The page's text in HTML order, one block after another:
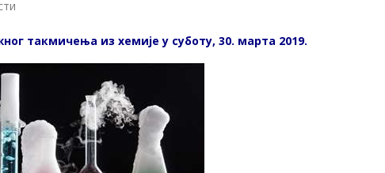
такмичења из хемије у суботу, 30. марта 2019.